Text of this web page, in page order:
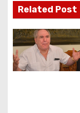
d
e
e
Related Post